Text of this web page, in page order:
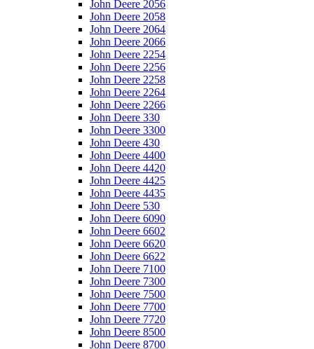
John Deere 2056
John Deere 2058
John Deere 2064
John Deere 2066
John Deere 2254
John Deere 2256
John Deere 2258
John Deere 2264
John Deere 2266
John Deere 330
John Deere 3300
John Deere 430
John Deere 4400
John Deere 4420
John Deere 4425
John Deere 4435
John Deere 530
John Deere 6090
John Deere 6602
John Deere 6620
John Deere 6622
John Deere 7100
John Deere 7300
John Deere 7500
John Deere 7700
John Deere 7720
John Deere 8500
John Deere 8700